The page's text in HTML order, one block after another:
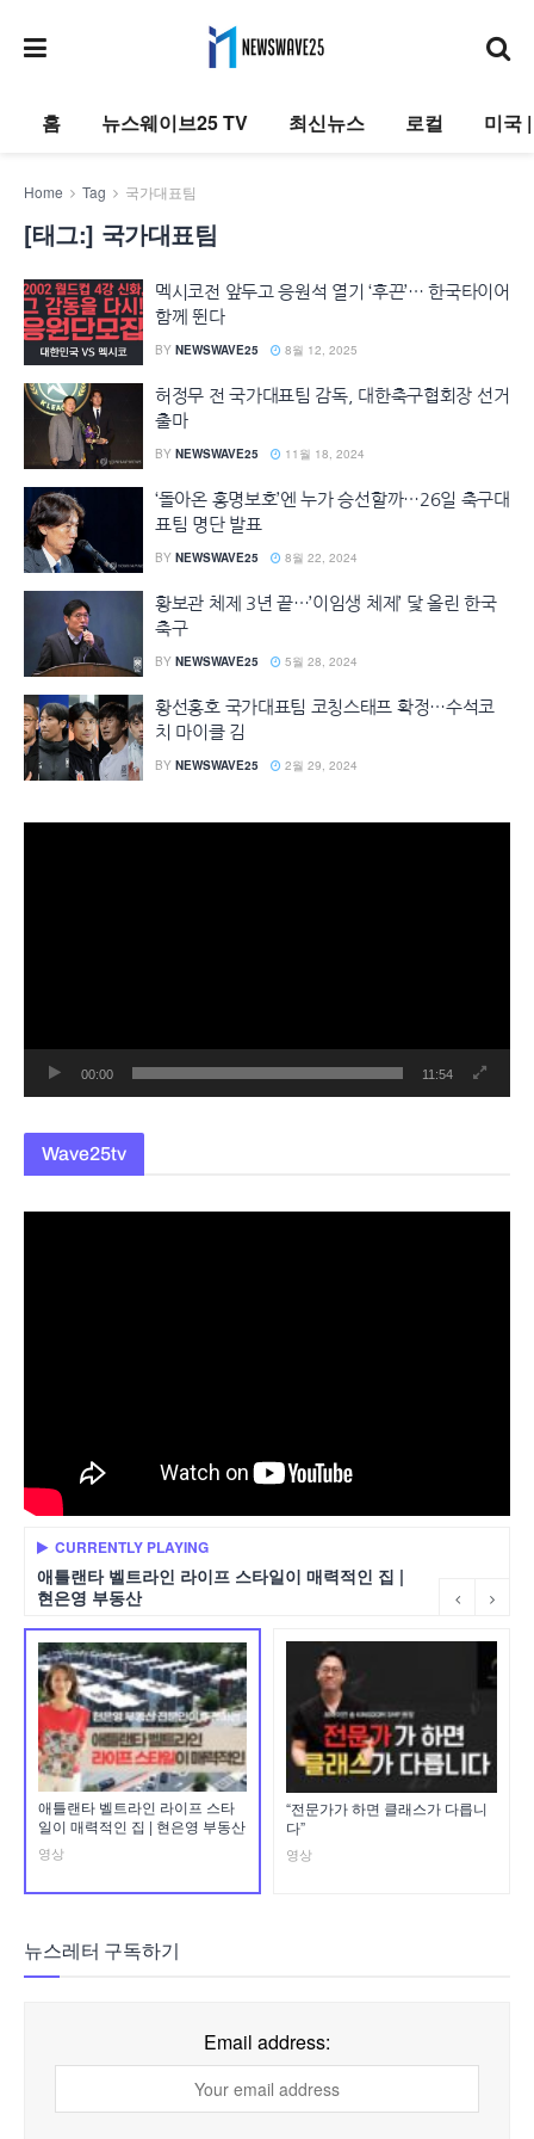
홈 뉴스웨이브25 TV 최신뉴스 로컬 미국
Home Tag 국가대표팀
[태그:] 국가대표팀
멕시코전 앞두고 응원석 열기 ‘후끈’… 한국타이어
함께 뛴다
BY NEWSWAVE25 8월 12, 2025
허정무 전 국가대표팀 감독, 대한축구협회장 선거
출마
BY NEWSWAVE25 11월 18, 2024
‘돌아온 홍명보호’엔 누가 승선할까…26일 축구대
표팀 명단 발표
BY NEWSWAVE25 8월 22, 2024
황보관 체제 3년 끝…’이임생 체제’ 닻 올린 한국
축구
BY NEWSWAVE25 5월 28, 2024
황선홍호 국가대표팀 코칭스태프 확정…수석코
치 마이클 김
BY NEWSWAVE25 2월 29, 2024
00:00 11:54
Wave25tv
CURRENTLY PLAYING
애틀랜타 벨트라인 라이프 스타일이 매력적인 집 |
현은영 부동산
애틀랜타 벨트라인 라이프 스타
일이 매력적인 집 | 현은영 부동산
영상
“전문가가 하면 클래스가 다릅니
다”
영상
뉴스레터 구독하기
Email address: